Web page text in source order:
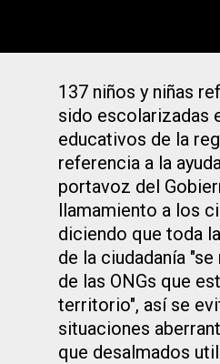
137 niños y niñas
sido escolarizadas
educativos de la
referencia a la
portavoz del
llamamiento a los
diciendo que toda
de la ciudadanía
de las ONGs que
territorio", así se
situaciones
que desalmados